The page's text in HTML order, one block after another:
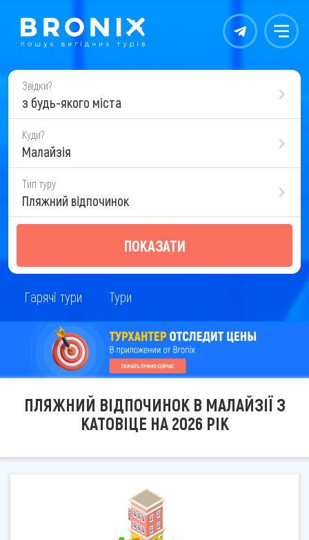
Контакты Меню
Звідки?
з будь-якого міста
Куди?
Малайзія
Тип туру
Пляжний відпочинок
ПОКАЗАТИ
Гарячі тури Тури
ПЛЯЖНИЙ ВІДПОЧИНОК В МАЛАЙЗІЇ З
КАТОВІЦЕ НА 2026 РІК